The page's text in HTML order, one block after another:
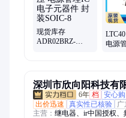
现货库存
ADR02BRZ-
8
电源
深圳市欣向阳科技有
6年 档 安心购
出价迅速
真实性已核验
广
主营： 继电器、ir中国授权、